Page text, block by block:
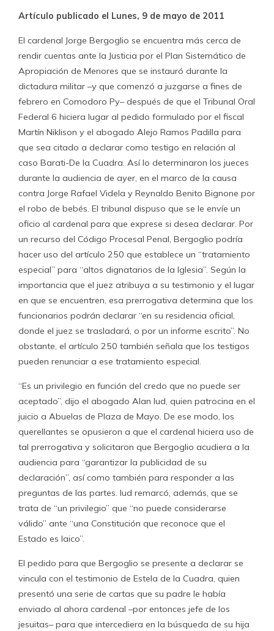
Artículo publicado el Lunes, 9 de mayo de 2011
El cardenal Jorge Bergoglio se encuentra más cerca de
rendir cuentas ante la Justicia por el Plan Sistemático de
Apropiación de Menores que se instauró durante la
dictadura militar –y que comenzó a juzgarse a fines de
febrero en Comodoro Py– después de que el Tribunal Oral
Federal 6 hiciera lugar al pedido formulado por el fiscal
Martín Niklison y el abogado Alejo Ramos Padilla para
que sea citado a declarar como testigo en relación al
caso Barati-De la Cuadra. Así lo determinaron los jueces
durante la audiencia de ayer, en el marco de la causa
contra Jorge Rafael Videla y Reynaldo Benito Bignone por
el robo de bebés. El tribunal dispuso que se le envíe un
oficio al cardenal para que exprese si desea declarar. Por
un recurso del Código Procesal Penal, Bergoglio podría
hacer uso del artículo 250 que establece un “tratamiento
especial” para “altos dignatarios de la Iglesia”. Según la
importancia que el juez atribuya a su testimonio y el lugar
en que se encuentren, esa prerrogativa determina que los
funcionarios podrán declarar “en su residencia oficial,
donde el juez se trasladará, o por un informe escrito”. No
obstante, el artículo 250 también señala que los testigos
pueden renunciar a ese tratamiento especial.
“Es un privilegio en función del credo que no puede ser
aceptado”, dijo el abogado Alan Iud, quien patrocina en el
juicio a Abuelas de Plaza de Mayo. De ese modo, los
querellantes se opusieron a que el cardenal hiciera uso de
tal prerrogativa y solicitaron que Bergoglio acudiera a la
audiencia para “garantizar la publicidad de su
declaración”, así como también para responder a las
preguntas de las partes. Iud remarcó, además, que se
trata de “un privilegio” que “no puede considerarse
válido” ante “una Constitución que reconoce que el
Estado es laico”.
El pedido para que Bergoglio se presente a declarar se
vincula con el testimonio de Estela de la Cuadra, quien
presentó una serie de cartas que su padre le había
enviado al ahora cardenal –por entonces jefe de los
jesuitas– para que intercediera en la búsqueda de su hija